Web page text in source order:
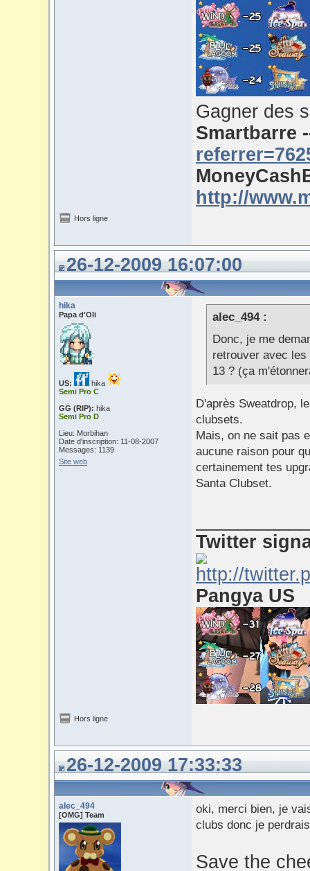
Gagner des
Smartbarre
http://
Hors ligne
26-12-2009 16:07:00
hika
Papa d'Oli
US:
hika
Semi Pro C
GG (RIP): hika
Semi Pro D
Lieu: Morbihan
Date d'inscription: 11-08-2007
Messages: 1139
Site web
alec_494 :
Donc, je me
retrouver avec
13 ? (ça
D'après Sweatdrop,
clubsets.
Mais, on ne sait pas
aucune raison pour
certainement tes
Santa Clubset.
Twitter
Pangya US
Hors ligne
26-12-2009 17:33:33
alec_494
[OMG] Team
oki, merci bien, je
clubs donc je
Save the